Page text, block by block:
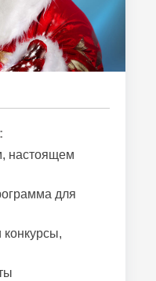
настоящем
для